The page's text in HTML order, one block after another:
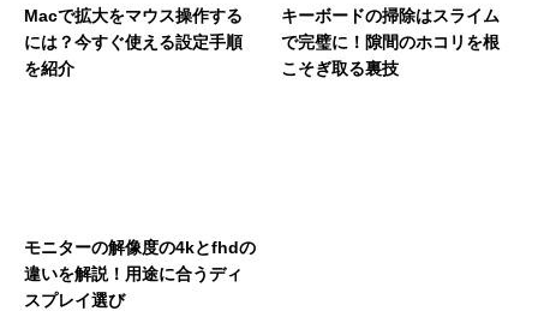
Macで拡大をマウス操作する
には？今すぐ使える設定手順
を紹介
キーボードの掃除はスライム
で完璧に！隙間のホコリを根
こそぎ取る裏技
モニターの解像度の4kとfhdの
違いを解説！用途に合うディ
スプレイ選び